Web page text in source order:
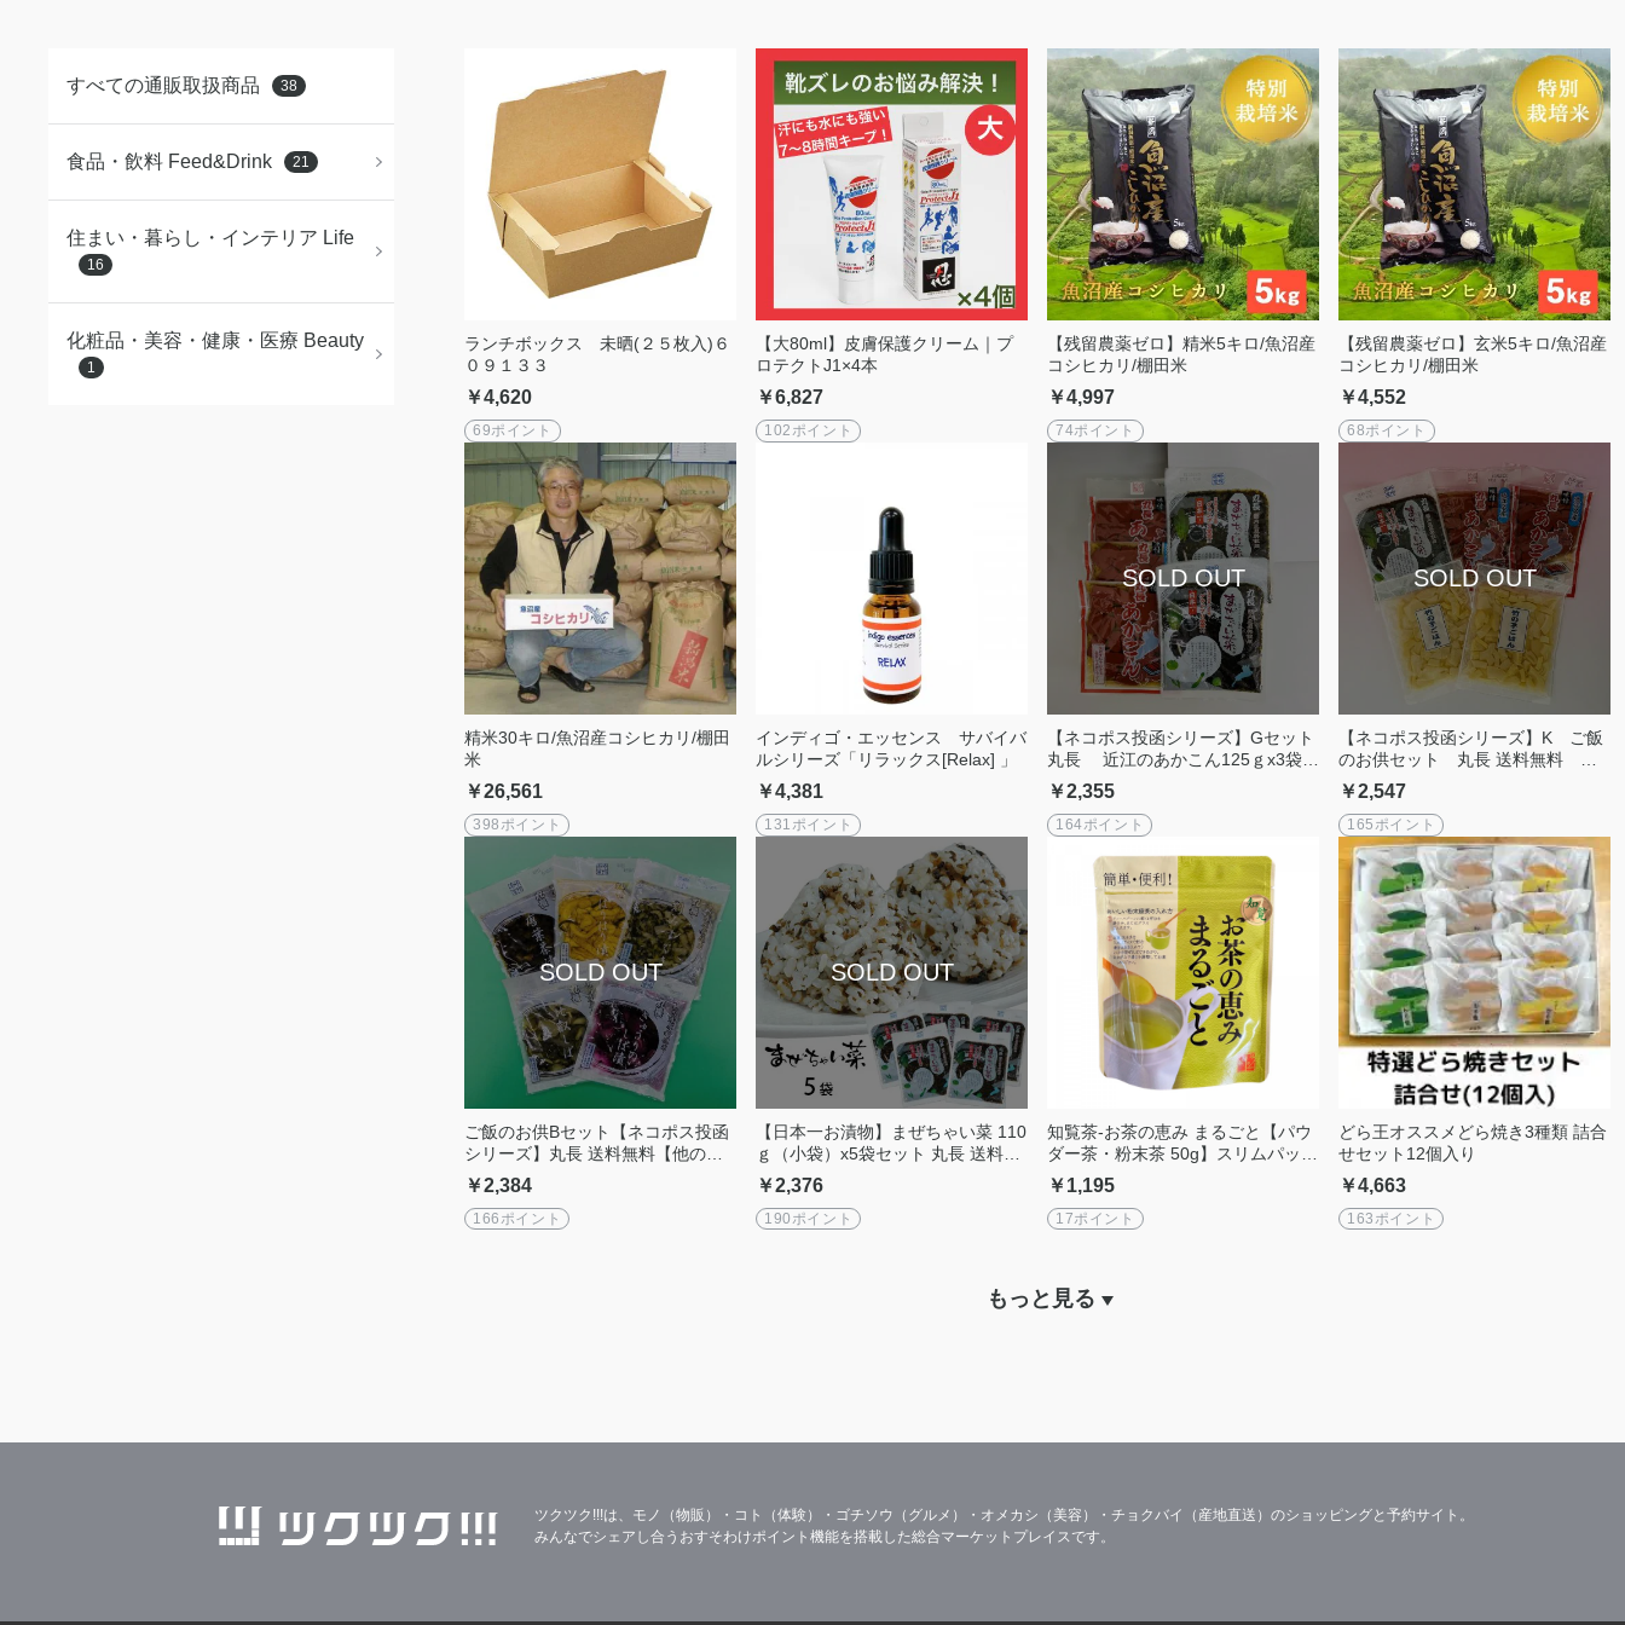
すべての通販取扱商品 38
食品・飲料 Feed&Drink 21
住まい・暮らし・インテリア Life
16
化粧品・美容・健康・医療 Beauty
1
ランチボックス 未晒(２５枚入)６
０９１３３
￥4,620
69ポイント
【大80ml】皮膚保護クリーム｜プ
ロテクトJ1×4本
￥6,827
102ポイント
【残留農薬ゼロ】精米5キロ/魚沼産
コシヒカリ/棚田米
￥4,997
74ポイント
【残留農薬ゼロ】玄米5キロ/魚沼産
コシヒカリ/棚田米
￥4,552
68ポイント
精米30キロ/魚沼産コシヒカリ/棚田
米
￥26,561
398ポイント
インディゴ・エッセンス サバイバ
ルシリーズ「リラックス[Relax] 」
￥4,381
131ポイント
【ネコポス投函シリーズ】Gセット
丸長 近江のあかこん125ｇx3袋＆
日本一まぜちゃい菜110ｇｘ2袋セ
ット 送料無料 他の商品同梱不
可】【コレクト便不可】
￥2,355
164ポイント
【ネコポス投函シリーズ】K ご飯
のお供セット 丸長 送料無料
【その他の商品同梱不可】【コレク
ト便不可】
￥2,547
165ポイント
ご飯のお供Bセット【ネコポス投函
シリーズ】丸長 送料無料【他の商
品同梱不可】【コレクト便不可】
￥2,384
166ポイント
【日本一お漬物】まぜちゃい菜 110
ｇ（小袋）x5袋セット 丸長 送料無
料 【他の商品同梱不可】【コレク
ト便不可】
￥2,376
190ポイント
知覧茶-お茶の恵み まるごと【パウ
ダー茶・粉末茶 50g】スリムパッケ
ージ｜送料込み
￥1,195
17ポイント
どら王オススメどら焼き3種類 詰合
せセット12個入り
￥4,663
163ポイント
もっと見る
ツクツク!!!は、モノ（物販）・コト（体験）・ゴチソウ（グルメ）・オメカシ（美容）・チョクバイ（産地直送）のショッピングと予約サイト。
みんなでシェアし合うおすそわけポイント機能を搭載した総合マーケットプレイスです。